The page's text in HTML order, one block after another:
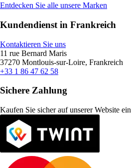
Entdecken Sie alle unsere Marken
Kundendienst in Frankreich
Kontaktieren Sie uns
11 rue Bernard Maris
37270 Montlouis-sur-Loire, Frankreich
+33 1 86 47 62 58
Sichere Zahlung
Kaufen Sie sicher auf unserer Website ein